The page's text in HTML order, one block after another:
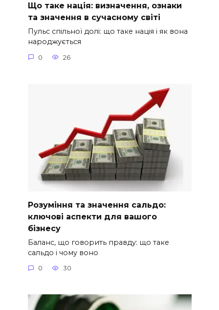
Що таке нація: визначення, ознаки
та значення в сучасному світі
Пульс спільної долі: що таке нація і як вона
народжується
0 26
Розуміння та значення сальдо:
ключові аспекти для вашого
бізнесу
Баланс, що говорить правду: що таке
сальдо і чому воно
0 30